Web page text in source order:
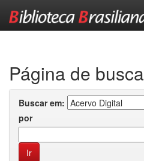
Página de busca
Buscar em:
por